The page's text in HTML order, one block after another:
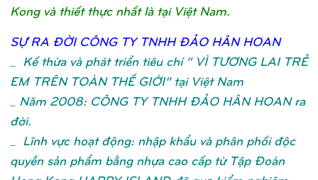
Kong và thiết thực nhất là tại Việt Nam.
SỰRA ĐỜI CÔNG TY TNHH ĐẢO HÂN HOAN
Kế thừa và phát triển tiêu chí “ VÌ TƯƠNG LAI TRẺ
EM TRÊN TOÀN THẾ GIỚI” tại Việt Nam
_ Năm 2008: CÔNG TY TNHH ĐẢO HÂN HOAN ra
đời.
_ Lĩnh vực hoạt động: nhập khẩu và phân phối độc
quyền sản phẩm bằng nhựa cao cấp từ Tập Đoàn